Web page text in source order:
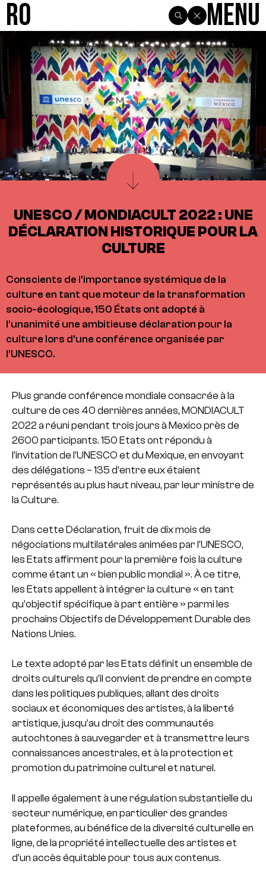
R0 Menu
UNESCO / MONDIACULT 2022 : UNE
DÉCLARATION HISTORIQUE POUR LA
CULTURE
Conscients de l'importance systémique de la
culture en tant que moteur de la transformation
socio-écologique, 150 États ont adopté à
l'unanimité une ambitieuse déclaration pour la
culture lors d'une conférence organisée par
l'UNESCO.
Plus grande conférence mondiale consacrée à la
culture de ces 40 dernières années, MONDIACULT
2022 a réuni pendant trois jours à Mexico près de
2600 participants. 150 Etats ont répondu à
l’invitation de l’UNESCO et du Mexique, en envoyant
des délégations – 135 d’entre eux étaient
représentés au plus haut niveau, par leur ministre de
la Culture.
Dans cette Déclaration, fruit de dix mois de
négociations multilatérales animées par l’UNESCO,
les Etats affirment pour la première fois la culture
comme étant un « bien public mondial ». À ce titre,
les Etats appellent à intégrer la culture « en tant
qu’objectif spécifique à part entière » parmi les
prochains Objectifs de Développement Durable des
Nations Unies.
Le texte adopté par les Etats définit un ensemble de
droits culturels qu’il convient de prendre en compte
dans les politiques publiques, allant des droits
sociaux et économiques des artistes, à la liberté
artistique, jusqu’au droit des communautés
autochtones à sauvegarder et à transmettre leurs
connaissances ancestrales, et à la protection et
promotion du patrimoine culturel et naturel.
Il appelle également à une régulation substantielle du
secteur numérique, en particulier des grandes
plateformes, au bénéfice de la diversité culturelle en
ligne, de la propriété intellectuelle des artistes et
d’un accès équitable pour tous aux contenus.